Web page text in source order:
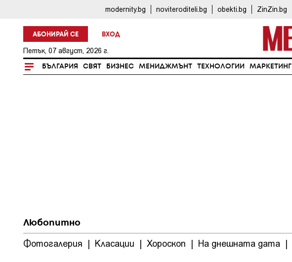
modernity.bg noviteroditeli.bg obekti.bg ZinZin.bg
АБОНИРАЙ СЕ ВХОД
Петък, 07 август, 2026 г.
БЪЛГАРИЯ СВЯТ БИЗНЕС МЕНИДЖМЪНТ ТЕХНОЛОГИИ МАРКЕТИНГ
Любопитно
Фотогалерия | Класации | Хороскоп | На днешната дата |